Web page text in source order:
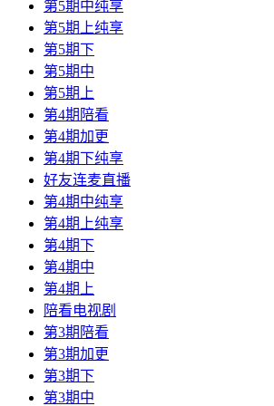
第5期中纯享
第5期上纯享
第5期下
第5期中
第5期上
第4期陪看
第4期加更
第4期下纯享
好友连麦直播
第4期中纯享
第4期上纯享
第4期下
第4期中
第4期上
陪看电视剧
第3期陪看
第3期加更
第3期下
第3期中